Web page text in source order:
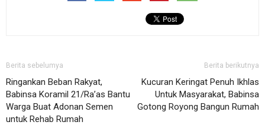
Berita sebelumya
Ringankan Beban Rakyat,
Babinsa Koramil 21/Ra’as Bantu
Warga Buat Adonan Semen
untuk Rehab Rumah
Berita berikutnya
Kucuran Keringat Penuh Ikhlas
Untuk Masyarakat, Babinsa
Gotong Royong Bangun Rumah